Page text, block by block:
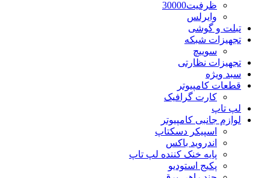
ظرفیت30000
وایرلس
تبلت و گوشی
تجهیزات شبکه
سوییچ
تجهیزات نظارتی
سبد ویژه
قطعات کامپیوتر
کارت گرافیک
لپ تاپ
لوازم جانبی کامپیوتر
اسپیکر دسکتاپ
اندروید باکس
پایه خنک کننده لپ تاپ
پکیج استودیو